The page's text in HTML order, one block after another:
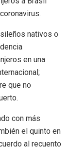
nativos o
en una
que no
con más
el quinto en
al recuento